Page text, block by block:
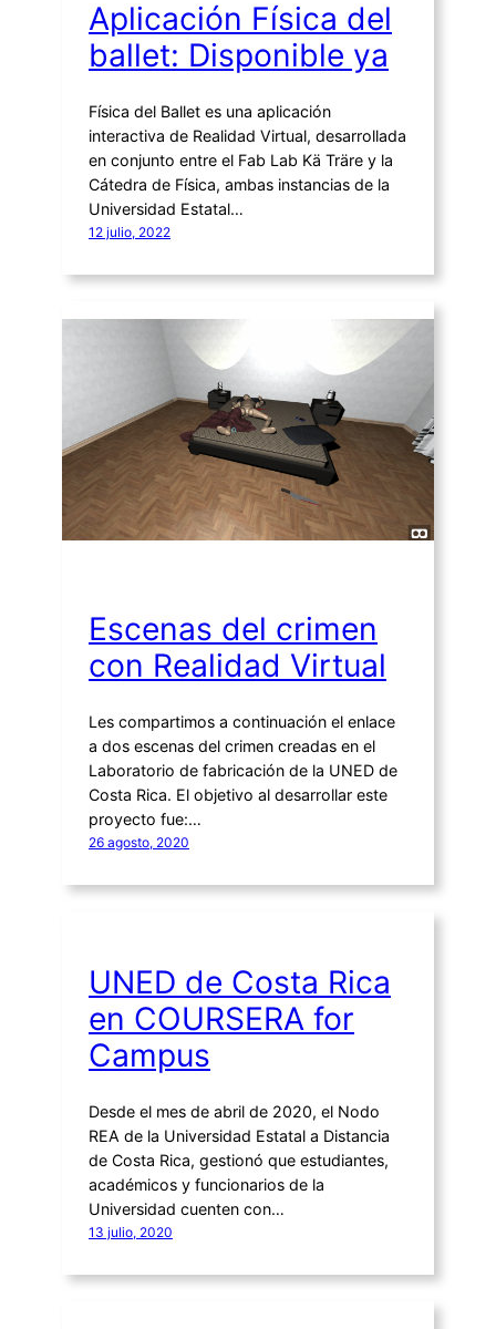
Aplicación Física del
ballet: Disponible ya
Física del Ballet es una aplicación
interactiva de Realidad Virtual, desarrollada
en conjunto entre el Fab Lab Kä Träre y la
Cátedra de Física, ambas instancias de la
Universidad Estatal…
12 julio, 2022
Escenas del crimen
con Realidad Virtual
Les compartimos a continuación el enlace
a dos escenas del crimen creadas en el
Laboratorio de fabricación de la UNED de
Costa Rica. El objetivo al desarrollar este
proyecto fue:…
26 agosto, 2020
UNED de Costa Rica
en COURSERA for
Campus
Desde el mes de abril de 2020, el Nodo
REA de la Universidad Estatal a Distancia
de Costa Rica, gestionó que estudiantes,
académicos y funcionarios de la
Universidad cuenten con…
13 julio, 2020